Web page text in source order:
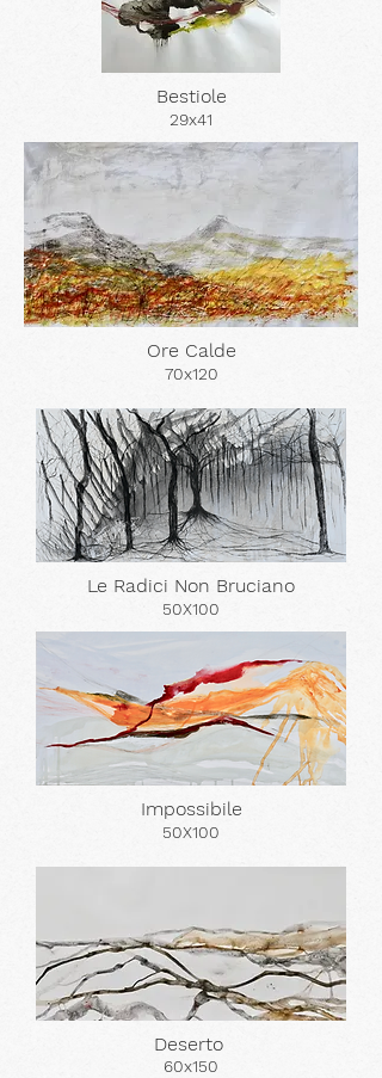
Bestiole
29x41
Ore Calde
70x120
Le Radici Non Bruciano
50X100
Impossibile
50X100
Deserto
60x150